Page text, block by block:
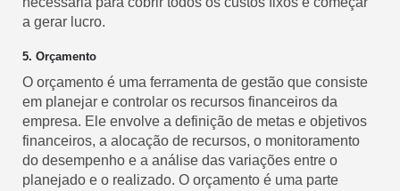
a gerar lucro.
5. Orçamento
O orçamento é uma ferramenta de gestão que consiste
em planejar e controlar os recursos financeiros da
empresa. Ele envolve a definição de metas e objetivos
financeiros, a alocação de recursos, o monitoramento
do desempenho e a análise das variações entre o
planejado e o realizado. O orçamento é uma parte